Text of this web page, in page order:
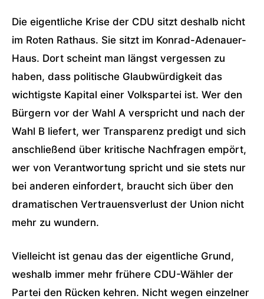
Die eigentliche Krise der CDU sitzt deshalb nicht
im Roten Rathaus. Sie sitzt im Konrad-Adenauer-
Haus. Dort scheint man längst vergessen zu
haben, dass politische Glaubwürdigkeit das
wichtigste Kapital einer Volkspartei ist. Wer den
Bürgern vor der Wahl A verspricht und nach der
Wahl B liefert, wer Transparenz predigt und sich
anschließend über kritische Nachfragen empört,
wer von Verantwortung spricht und sie stets nur
bei anderen einfordert, braucht sich über den
dramatischen Vertrauensverlust der Union nicht
mehr zu wundern.
Vielleicht ist genau das der eigentliche Grund,
weshalb immer mehr frühere CDU-Wähler der
Partei den Rücken kehren. Nicht wegen einzelner